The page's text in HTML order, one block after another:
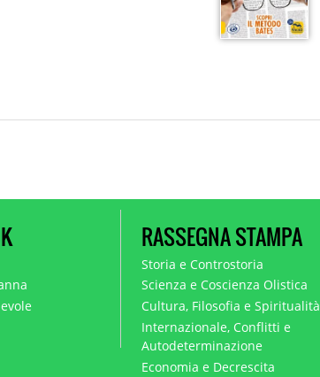
RASSEGNA STAMPA
Storia e Controstoria
Scienza e Coscienza Olistica
Cultura, Filosofia e Spiritualità
Internazionale, Conflitti e
Autodeterminazione
Economia e Decrescita